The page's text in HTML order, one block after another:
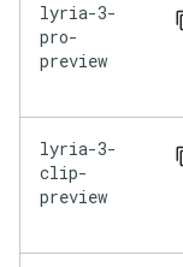
lyria-3-
pro-
preview
lyria-3-
clip-
preview